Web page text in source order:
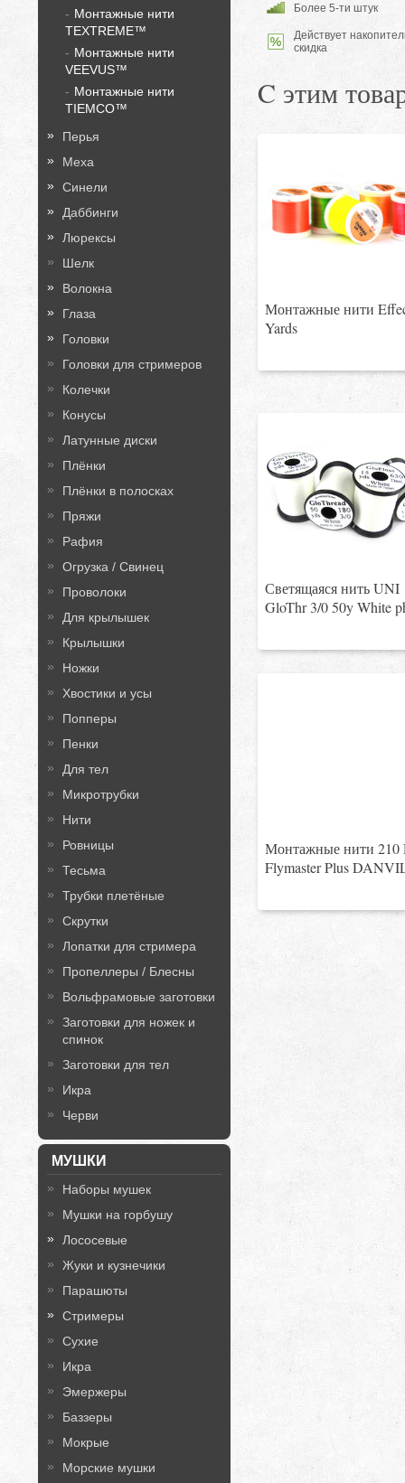
Монтажные нити
TEXTREME™
Монтажные нити
VEEVUS™
Монтажные нити
TIEMCO™
Перья
Меха
Синели
Даббинги
Люрексы
Шелк
Волокна
Глаза
Головки
Головки для стримеров
Колечки
Конусы
Латунные диски
Плёнки
Плёнки в полосках
Пряжи
Рафия
Огрузка / Свинец
Проволоки
Для крылышек
Крылышки
Ножки
Хвостики и усы
Попперы
Пенки
Для тел
Микротрубки
Нити
Ровницы
Тесьма
Трубки плетёные
Скрутки
Лопатки для стримера
Пропеллеры / Блесны
Вольфрамовые заготовки
Заготовки для ножек и
спинок
Заготовки для тел
Икра
Черви
МУШКИ
Наборы мушек
Мушки на горбушу
Лососевые
Жуки и кузнечики
Парашюты
Стримеры
Сухие
Икра
Эмержеры
Баззеры
Мокрые
Морские мушки
Более 5-ти штук
Действует
скидка
C этим
Монтажные нити
Yards
Светящаяся нить UNI
GloThr 3/0 50y White
Монтажные нити 210
Flymaster Plus